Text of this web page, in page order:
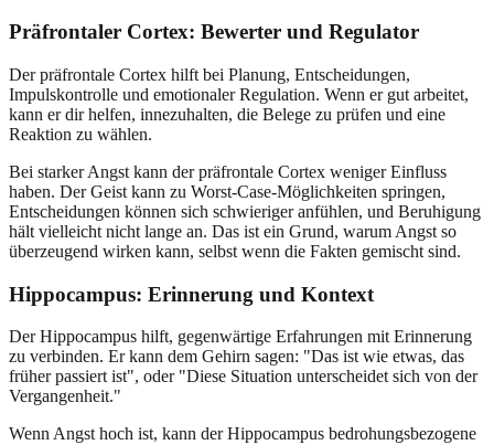
Präfrontaler Cortex: Bewerter und Regulator
Der präfrontale Cortex hilft bei Planung, Entscheidungen,
Impulskontrolle und emotionaler Regulation. Wenn er gut arbeitet,
kann er dir helfen, innezuhalten, die Belege zu prüfen und eine
Reaktion zu wählen.
Bei starker Angst kann der präfrontale Cortex weniger Einfluss
haben. Der Geist kann zu Worst-Case-Möglichkeiten springen,
Entscheidungen können sich schwieriger anfühlen, und Beruhigung
hält vielleicht nicht lange an. Das ist ein Grund, warum Angst so
überzeugend wirken kann, selbst wenn die Fakten gemischt sind.
Hippocampus: Erinnerung und Kontext
Der Hippocampus hilft, gegenwärtige Erfahrungen mit Erinnerung
zu verbinden. Er kann dem Gehirn sagen: "Das ist wie etwas, das
früher passiert ist", oder "Diese Situation unterscheidet sich von der
Vergangenheit."
Wenn Angst hoch ist, kann der Hippocampus bedrohungsbezogene